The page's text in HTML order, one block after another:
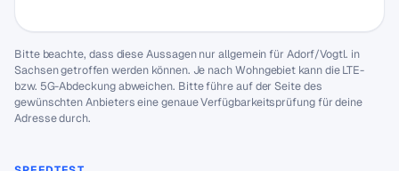
Bitte beachte, dass diese Aussagen nur allgemein für Adorf/Vogtl. in
Sachsen getroffen werden können. Je nach Wohngebiet kann die LTE-
bzw. 5G-Abdeckung abweichen. Bitte führe auf der Seite des
gewünschten Anbieters eine genaue Verfügbarkeitsprüfung für deine
Adresse durch.